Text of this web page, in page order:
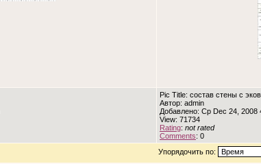
Pic Title: состав стены с
Автор: admin
Добавлено: Ср Dec 24, 2008
View: 71734
Rating: not rated
Comments: 0
Упорядочить по: